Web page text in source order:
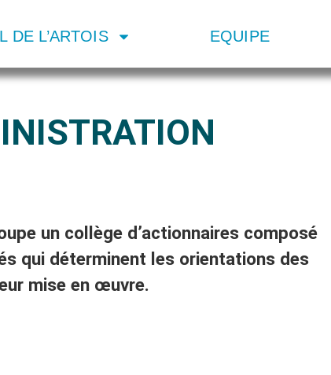
DE L’ARTOIS EQUIPE
un collège d’actionnaires composé
qui déterminent les orientations des
mise en œuvre.